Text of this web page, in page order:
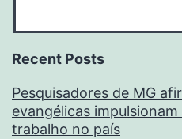
Recent Posts
Pesquisadores de MG
evangélicas
trabalho no país